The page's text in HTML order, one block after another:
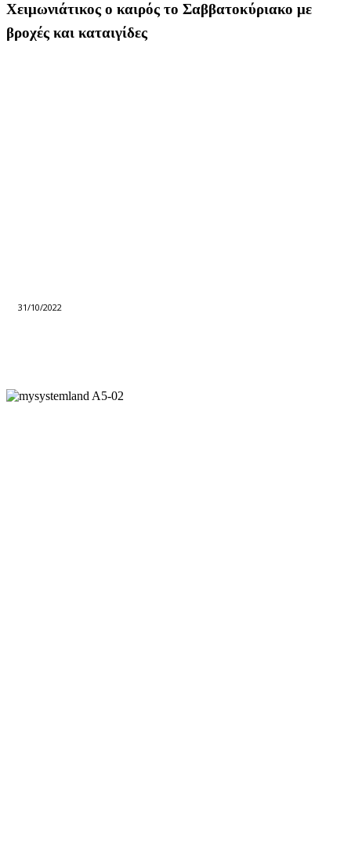
Χειμωνιάτικος ο καιρός το Σαββατοκύριακο με
βροχές και καταιγίδες
31/10/2022